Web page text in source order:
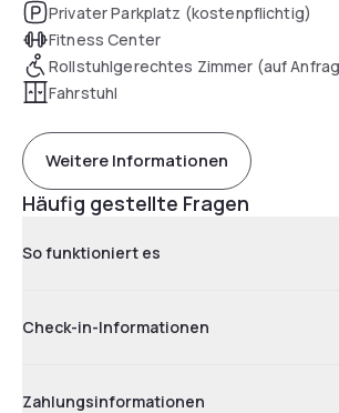
Privater Parkplatz (kostenpflichtig)
Fitness Center
Rollstuhlgerechtes Zimmer (auf
Fahrstuhl
Weitere Informationen
Häufig gestellte Fragen
So funktioniert es
Check-in-Informationen
Zahlungsinformationen